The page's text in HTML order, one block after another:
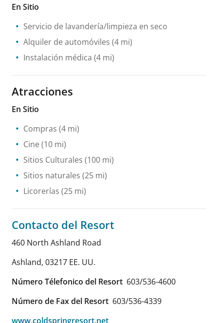
En Sitio
Servicio de lavandería/limpieza en seco
Alquiler de automóviles (4 mi)
Instalación médica (4 mi)
Atracciones
En Sitio
Compras (4 mi)
Cine (10 mi)
Sitios Culturales (100 mi)
Sitios naturales (25 mi)
Licorerías (25 mi)
Contacto del Resort
460 North Ashland Road
Ashland, 03217 EE. UU.
Número Télefonico del Resort 603/536-4600
Número de Fax del Resort 603/536-4339
www.coldspringresort.net